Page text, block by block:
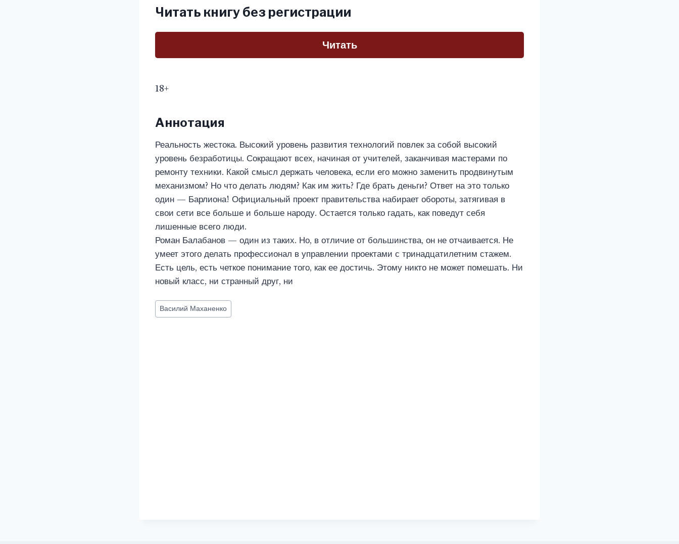
Читать книгу без регистрации
Читать
18+
Аннотация
Реальность жестока. Высокий уровень развития технологий повлек за собой высокий
уровень безработицы. Сокращают всех, начиная от учителей, заканчивая мастерами по
ремонту техники. Какой смысл держать человека, если его можно заменить продвинутым
механизмом? Но что делать людям? Как им жить? Где брать деньги? Ответ на это только
один — Барлиона! Официальный проект правительства набирает обороты, затягивая в
свои сети все больше и больше народу. Остается только гадать, как поведут себя
лишенные всего люди.
Роман Балабанов — один из таких. Но, в отличие от большинства, он не отчаивается. Не
умеет этого делать профессионал в управлении проектами с тринадцатилетним стажем.
Есть цель, есть четкое понимание того, как ее достичь. Этому никто не может помешать. Ни
новый класс, ни странный друг, ни
Метки
записи:
Василий Маханенко